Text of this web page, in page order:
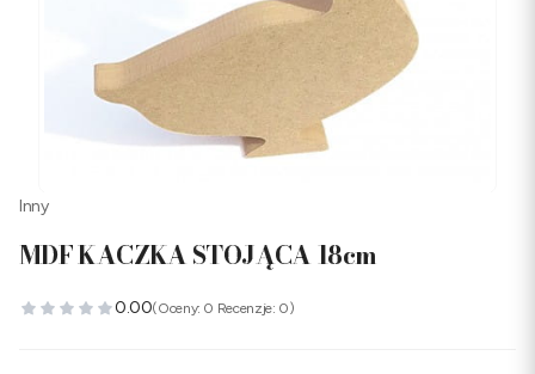
Inny
MDF KACZKA STOJĄCA 18cm
0.00(Oceny: 0 Recenzje: 0)